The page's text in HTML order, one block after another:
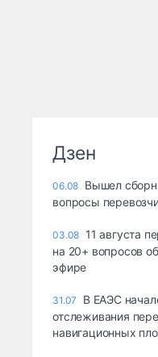
Дзен
06.08 Вышел
вопросы
03.08 11 августа
на 20+ вопросов
эфире
31.07
В ЕАЭС
отслеживания
навигационных